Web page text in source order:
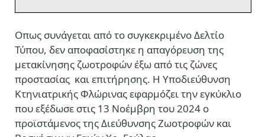
Οπως συνάγεται από το συγκεκριμένο Δελτίο
Τύπου, δεν αποφασίστηκε η απαγόρευση της
μετακίνησης ζωοτροφών έξω από τις ζώνες
προστασίας και επιτήρησης. Η Υποδιεύθυνση
Κτηνιατρικής Φλώρινας εφαρμόζει την εγκύκλιο
που εξέδωσε στις 13 Νοέμβρη του 2024 ο
προϊστάμενος της Διεύθυνσης Ζωοτροφών και